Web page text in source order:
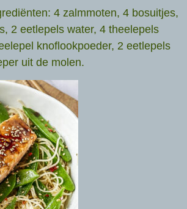
4 zalmmoten, 4 bosuitjes,
2 eetlepels water, 4 theelepels
knoflookpoeder, 2 eetlepels
uit de molen.